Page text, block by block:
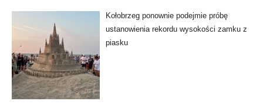
Kołobrzeg ponownie podejmie próbę
ustanowienia rekordu wysokości zamku z
piasku